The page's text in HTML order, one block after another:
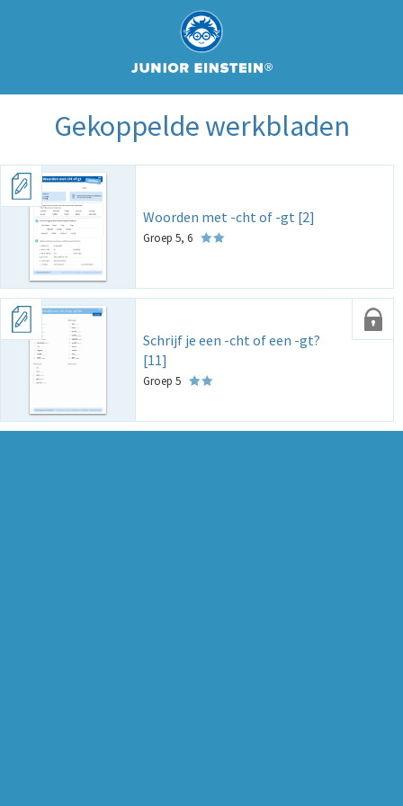
Gekoppelde werkbladen
Woorden met -cht of -gt [2]
Groep 5, 6
Schrijf je een -cht of een -gt?
[11]
Groep 5